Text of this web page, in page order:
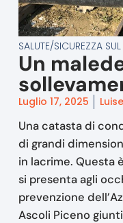
SALUTE/SICUREZZA
Un
Luglio 17, 2025
Una catasta di
di grandi
in lacrime. Questa
si presenta agli
prevenzione
Ascoli Piceno